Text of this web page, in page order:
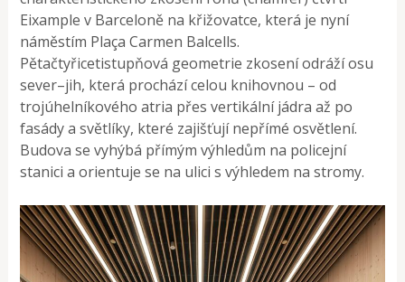
Eixample v Barceloně na křižovatce, která je nyní
náměstím Plaça Carmen Balcells.
Pětačtyřicetistupňová geometrie zkosení odráží osu
sever–jih, která prochází celou knihovnou – od
trojúhelníkového atria přes vertikální jádra až po
fasády a světlíky, které zajišťují nepřímé osvětlení.
Budova se vyhýbá přímým výhledům na policejní
stanici a orientuje se na ulici s výhledem na stromy.